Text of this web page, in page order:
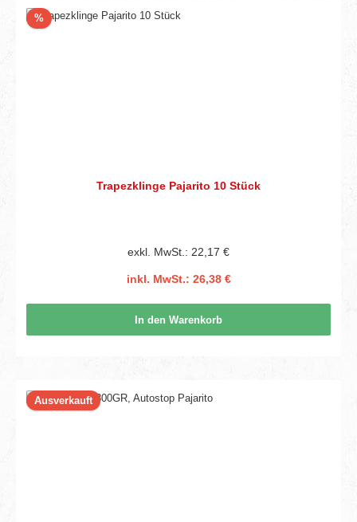
%Rabatt
Trapezklinge Pajarito 10 Stück
exkl. MwSt.: 22,17 €
inkl. MwSt.: 26,38 €
In den Warenkorb
Ausverkauft